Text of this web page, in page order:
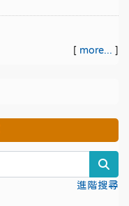
[ more... ]
進階搜尋